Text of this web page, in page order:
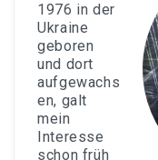
1976 in der
Ukraine
geboren
und dort
aufgewachs
en, galt
mein
Interesse
schon früh